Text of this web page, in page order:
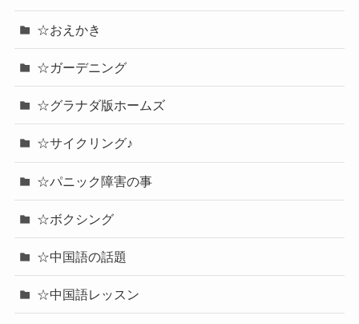
☆おえかき
☆ガーデニング
☆グラナダ版ホームズ
☆サイクリング♪
☆パニック障害の事
☆ボクシング
☆中国語の話題
☆中国語レッスン